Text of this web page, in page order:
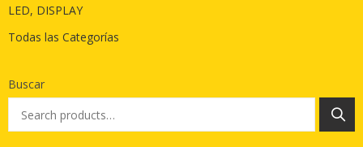
LED, DISPLAY
Todas las Categorías
Buscar